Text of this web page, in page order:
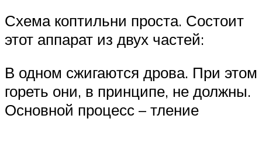
Схема коптильни проста. Состоит
этот аппарат из двух частей:
В одном сжигаются дрова. При этом
гореть они, в принципе, не должны.
Основной процесс – тление